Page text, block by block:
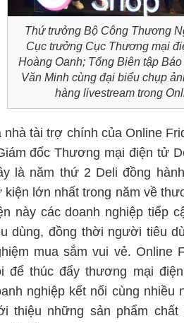
Thứ trưởng Bộ Công Thương
Cục trưởng Cục Thương mại
Hoàng Oanh; Tổng Biên tập
Văn Minh cùng đại biểu chụp
hàng livestream trong
nhà tài trợ chính của Online
đốc Thương mại điện tử
là năm thứ 2 Deli đồng
kiện lớn nhất trong năm về
này các doanh nghiệp tiếp
dùng, đồng thời người tiêu
mua sắm vui vẻ. Online
để thúc đẩy thương mại
nghiệp kết nối cùng nhiều
thiệu những sản phẩm